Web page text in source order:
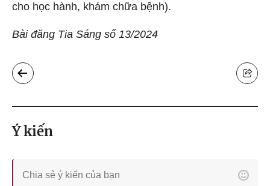
cho học hành, khám chữa bệnh).
Bài đăng Tia Sáng số 13/2024
Ý kiến